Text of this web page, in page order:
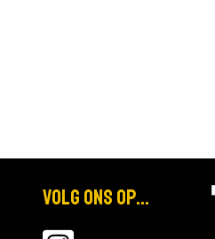
Volg ons op...